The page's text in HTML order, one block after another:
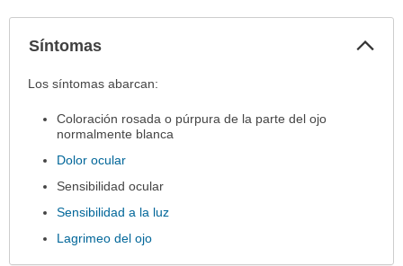
Síntomas
Síntomas
extendido.
Los síntomas abarcan:
Coloración rosada o púrpura de la parte del ojo
normalmente blanca
Dolor ocular
Sensibilidad ocular
Sensibilidad a la luz
Lagrimeo del ojo